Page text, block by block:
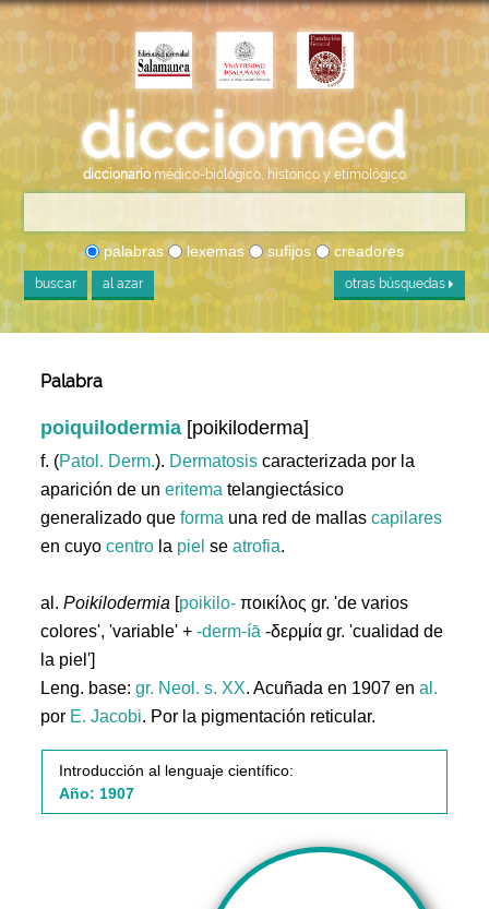
diccionario médico-biológico, histórico y etimológico
palabras lexemas sufijos creadores
buscar al azar otras búsquedas
Palabra
poiquilodermia [poikiloderma]
f. (Patol. Derm.). Dermatosis caracterizada por la
aparición de uneritema telangiectásico
generalizado queforma una red de mallascapilares
en cuyocentro la piel seatrofia.
al.Poikilodermia [poikilo- ποικίλος gr. 'de varios
colores', 'variable' +-derm-íā -δερμία gr. 'cualidad de
la piel']
Leng. base:gr. Neol. s. XX. Acuñada en 1907 enal.
por E. Jacobi. Por la pigmentación reticular.
Introducción al lenguaje científico:
Año: 1907